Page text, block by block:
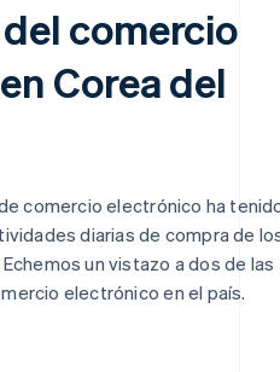
comercio
Corea del
comercio electrónico ha
diarias de compra de
un vistazo a dos de las
electrónico en el país.